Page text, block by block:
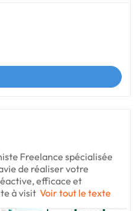
Freelance spécialisée
de réaliser votre
efficace et
à visit Voir tout le texte